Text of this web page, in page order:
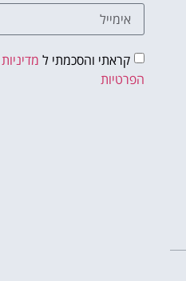
קראתי והסכמתי ל מדיניות
הפרטיות